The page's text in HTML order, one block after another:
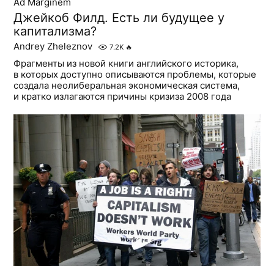
Джейкоб Филд. Есть ли будущее у
капитализма?
Andrey Zheleznov 7.2K 🔥
Фрагменты из новой книги английского историка,
в которых доступно описываются проблемы, которые
создала неолиберальная экономическая система,
и кратко излагаются причины кризиза 2008 года